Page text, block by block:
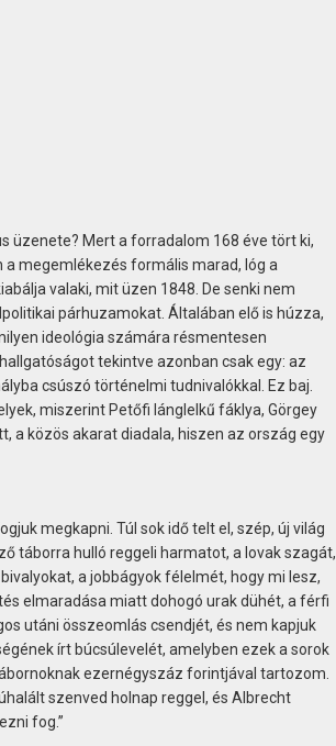
üzenete? Mert a forradalom 168 éve tört ki,
a megemlékezés formális marad, lóg a
valaki, mit üzen 1848. De senki nem
párhuzamokat. Általában elő is húzza,
ideológia számára résmentesen
tekintve azonban csak egy: az
csúszó történelmi tudnivalókkal. Ez baj.
miszerint Petőfi lánglelkű fáklya, Görgey
a közös akarat diadala, hiszen az ország egy
megkapni. Túl sok idő telt el, szép, új világ
táborra hulló reggeli harmatot, a lovak szagát,
a jobbágyok félelmét, hogy mi lesz,
elmaradása miatt dohogó urak dühét, a férfi
utáni összeomlás csendjét, és nem kapjuk
írt búcsúlevelét, amelyben ezek a sorok
ezernégyszáz forintjával tartozom.
szenved holnap reggel, és Albrecht
fog.”